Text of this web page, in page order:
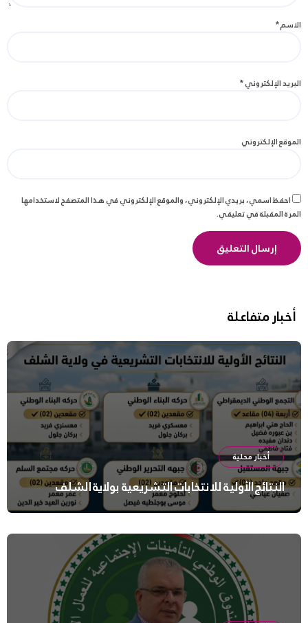
الاسم*
البريد الإلكتروني*
الموقع الإلكتروني
احفظ اسمي، بريدي الإلكتروني، والموقع الإلكتروني في هذا المتصفح لاستخدامها
المرة المقبلة في تعليقي.
أخبار متفاعلة
أخبار محلية
النتائج الأولية للانتخابات التشريعية بولاية الشلف